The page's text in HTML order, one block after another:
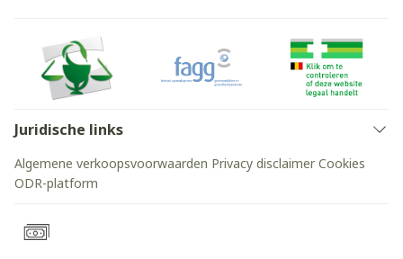
Juridische links
Algemene verkoopsvoorwaarden Privacy disclaimer Cookies
ODR-platform